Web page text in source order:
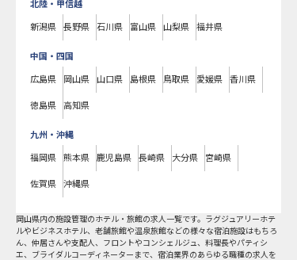
北陸・甲信越
新潟県 長野県 石川県 富山県 山梨県 福井県
中国・四国
広島県 岡山県 山口県 島根県 鳥取県 愛媛県 香川県
徳島県 高知県
九州・沖縄
福岡県 熊本県 鹿児島県 長崎県 大分県 宮崎県
佐賀県 沖縄県
岡山県内の施設管理のホテル・旅館の求人一覧です。ラグジュアリーホテ
ルやビジネスホテル、老舗旅館や温泉旅館などの様々な宿泊施設はもちろ
ん、仲居さんや支配人、フロントやコンシェルジュ、料理長やパティシ
エ、ブライダルコーディネーターまで、宿泊業界のあらゆる職種の求人を